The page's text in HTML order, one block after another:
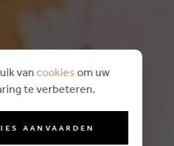
van cookies om uw
te verbeteren.
AANVAARDEN